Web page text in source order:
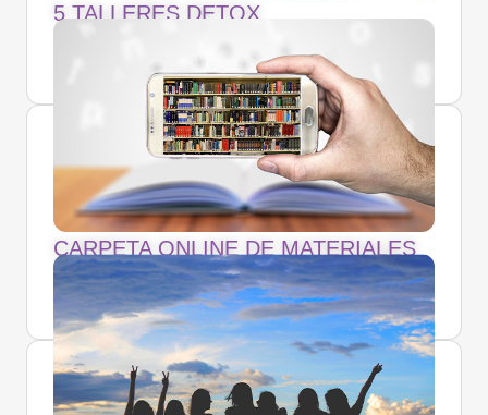
5 TALLERES DETOX
CARPETA ONLINE DE MATERIALES